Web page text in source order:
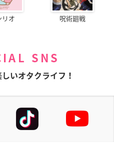
リオ 呪術廻戦
SNS
いオタクライフ！